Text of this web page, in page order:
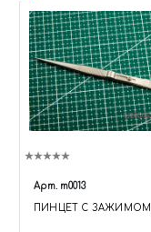
Арт. m0013
ПИНЦЕТ С ЗАЖИМОМ